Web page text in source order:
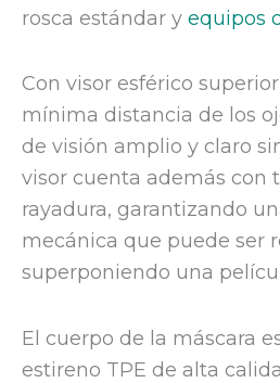
rosca estándar y equipos
Con visor esférico
mínima distancia de los
de visión amplio y claro
visor cuenta además con
rayadura, garantizando
mecánica que puede ser
superponiendo una
El cuerpo de la máscara
estireno TPE de alta